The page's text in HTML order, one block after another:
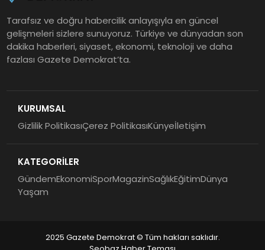
Tarafsız ve doğru habercilik anlayışıyla en güncel
gelişmeleri sizlere sunuyoruz. Türkiye ve dünyadan son
dakika haberleri, siyaset, ekonomi, teknoloji ve daha
fazlası Gazete Demokrat’ta.
KURUMSAL
Gizlilik PolitikasıÇerez PolitikasıKünyeİletişim
KATEGORİLER
GündemEkonomiSporMagazinSağlıkEğitimDünya
Yaşam
2025 Gazete Demokrat © Tüm hakları saklıdır.